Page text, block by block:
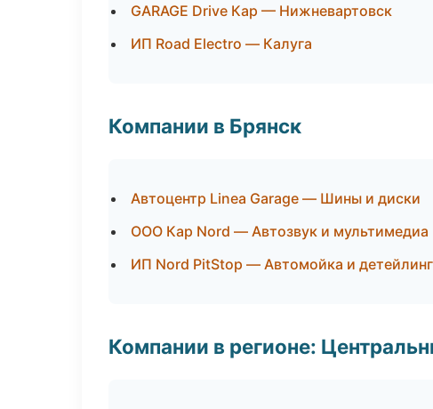
GARAGE Drive Кар — Нижневартовск
ИП Road Electro — Калуга
Компании в Брянск
Автоцентр Linea Garage — Шины и диски
ООО Кар Nord — Автозвук и мультимедиа
ИП Nord PitStop — Автомойка и детейлинг
Компании в регионе: